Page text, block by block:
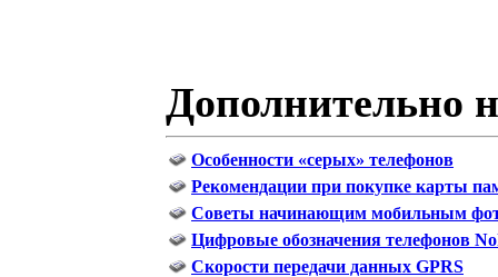
Дополнительно
Особенности «серых» телефонов
Рекомендации при покупке карты
Советы начинающим мобильным
Цифровые обозначения телефонов
Скорости передачи данных GPRS